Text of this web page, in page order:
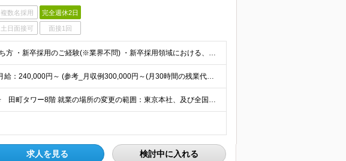
複数名採用 完全週休2日
土日面接可 面接1回
◆下記いずれかのご経験をお持ち方 ・新卒採用のご経験(※業界不問) ・新卒採用領域における、法人向けの提案営業またはコンサルティング経験 (例)新卒領域エージェントでのご経験・新卒向けの広告(求人媒体
想定年収：450万円～620万円 月給：240,000円～ (参考_月収例300,000円～(月30時間の残業代・住宅手当込み)) ※上記想定年収は、残業代30H・住宅手当を含んだモデルです。残業代は
◆東京都港区芝５丁目33番11号 田町タワー8階 就業の場所の変更の範囲：東京本社、及び全国各支店、労働者の自宅
求人を見る 検討中に入れる